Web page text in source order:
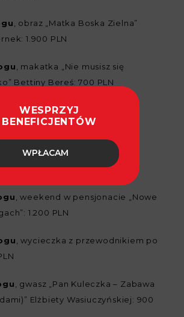
, obraz „Matka Boska Zielna”
1.900 PLN
, makatka „Nie musisz się
Bettiny Bereś: 700 PLN
, rysunek „Parowóz” Andrzeja
, obraz „Śpiąca lokomotywa”
900 PLN
, weekend w pensjonacie „Nowe
1.200 PLN
, wycieczka z przewodnikiem po
, gwasz „Pan Kuleczka – Zabawa
Elżbiety Wasiuczyńskiej: 900
WESPRZYJ
BENEFICJENTÓW
WPŁACAM